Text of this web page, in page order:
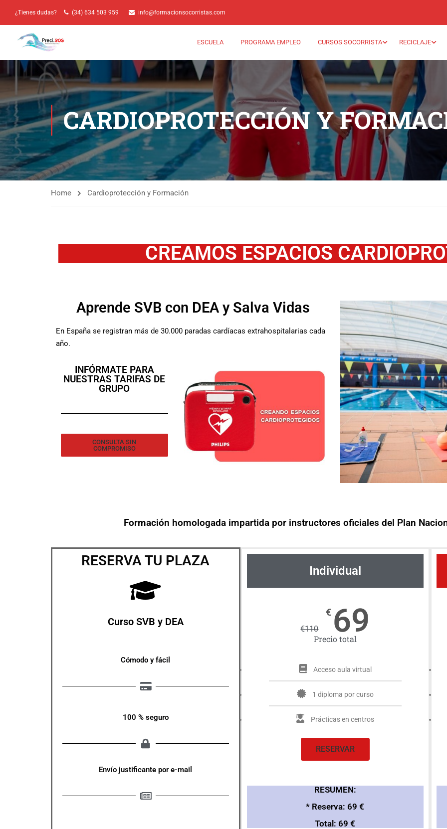
¿Tienes dudas? (34) 634 503 959 info@formacionsocorristas.com
ESCUELA PROGRAMA EMPLEO CURSOS SOCORRISTA RECICLAJE
CARDIOPROTECCIÓN Y
Home Cardioprotección y Formación
CREAMOS ESPACIOS
Aprende SVB con DEA y Salva Vidas
En España se registran más de 30.000 paradas cardíacas extrahospitalarias cada
año.
INFÓRMATE PARA
NUESTRAS TARIFAS DE
GRUPO
CONSULTA SIN
COMPROMISO
Formación homologada impartida por instructores oficiales del Plan
RESERVA TU PLAZA
Curso SVB y DEA
Cómodo y fácil
100 % seguro
Envío justificante por e-mail
Individual
€110
€ 69
Precio total
Acceso aula virtual
1 diploma por curso
Prácticas en centros
RESERVAR
RESUMEN:
* Reserva: 69 €
Total: 69 €